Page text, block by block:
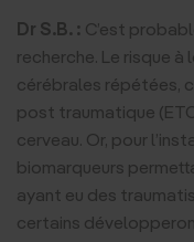
Dr S.B. : C’est
recherche. Le risque
cérébrales répétées,
post traumatique
cerveau. Or, pour
biomarqueurs
ayant eu des
certains